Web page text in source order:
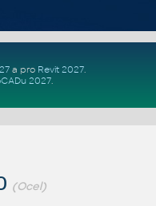
a pro Revit 2027.
2027.
(Ocel)